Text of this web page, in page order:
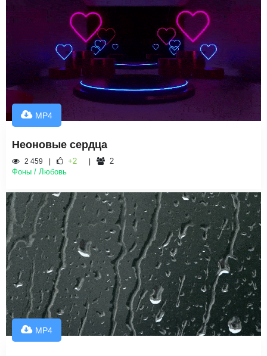
MP4
Неоновые сердца
2 459 +2
2
Фоны / Любовь
MP4